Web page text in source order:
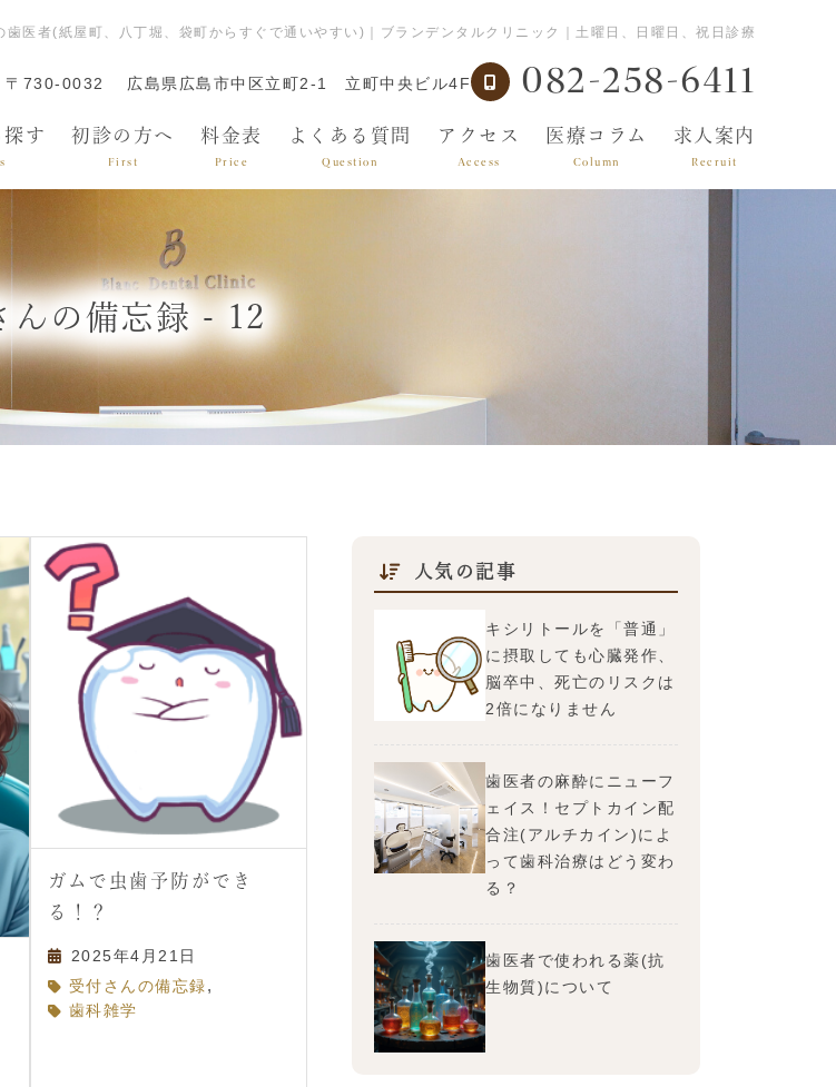
医者(紙屋町、八丁堀、袋町からすぐで通いやすい)｜ブランデンタルクリニック｜土曜日、日曜日、祝日診療
〒730-0032 広島県広島市中区立町2-1 立町中央ビル4F 082-258-6411
す 初診の方へ
First
料金表
Price
よくある質問
Question
アクセス
Access
医療コラム
Column
求人案内
Recruit
んの備忘録 - 12
ガムで虫歯予防ができ
る！？
2025年4月21日
受付さんの備忘録 ,
歯科雑学
人気の記事
キシリトールを「普通」
に摂取しても心臓発作、
脳卒中、死亡のリスクは
2倍になりません
歯医者の麻酔にニューフ
ェイス！セプトカイン配
合注(アルチカイン)によ
って歯科治療はどう変わ
る？
歯医者で使われる薬(抗
生物質)について